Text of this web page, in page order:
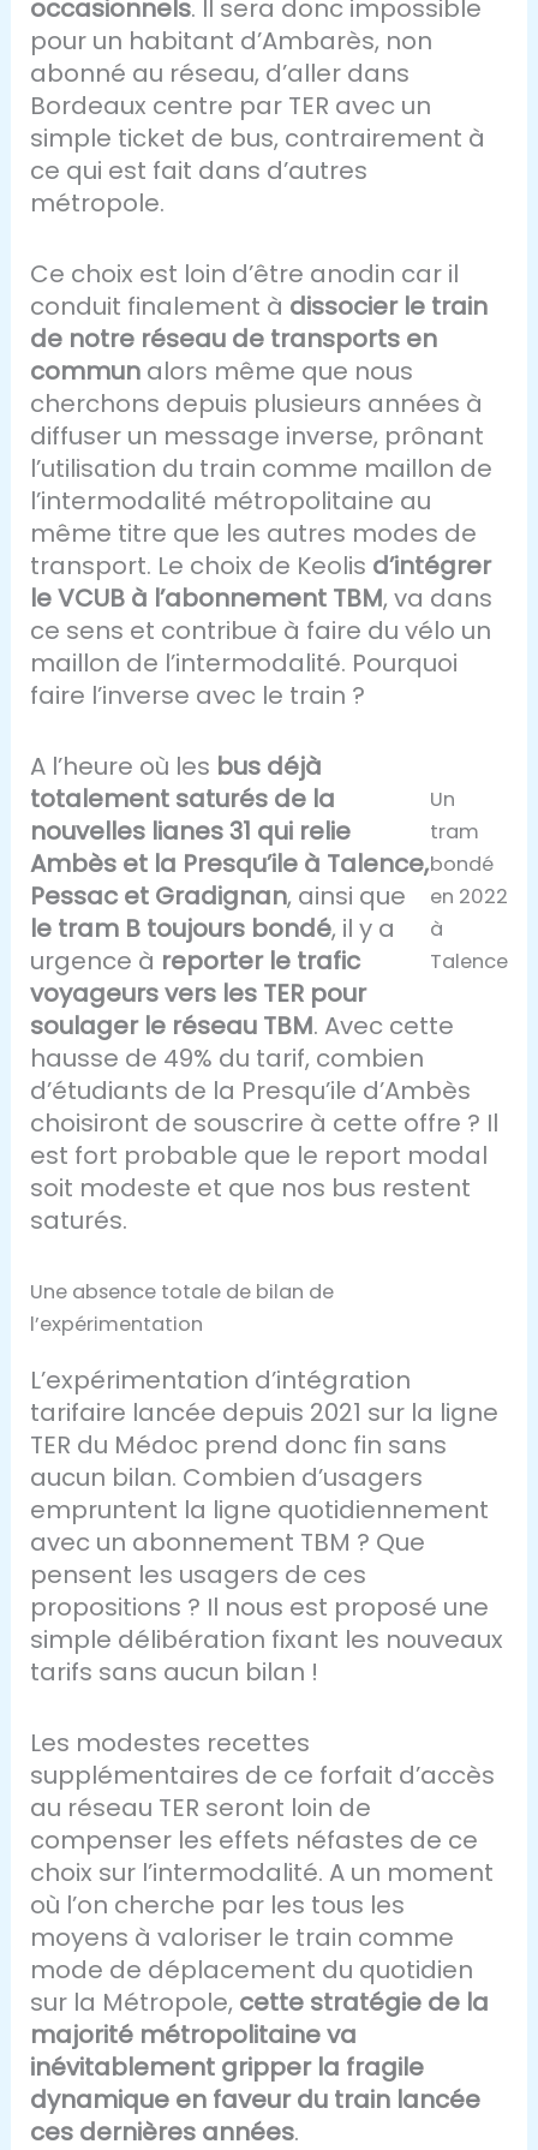
occasionnels. Il sera donc impossible
pour un habitant d’Ambarès, non
abonné au réseau, d’aller dans
Bordeaux centre par TER avec un
simple ticket de bus, contrairement à
ce qui est fait dans d’autres
métropole.
Ce choix est loin d’être anodin car il
conduit finalement à dissocier le train
de notre réseau de transports en
commun alors même que nous
cherchons depuis plusieurs années à
diffuser un message inverse, prônant
l’utilisation du train comme maillon de
l’intermodalité métropolitaine au
même titre que les autres modes de
transport. Le choix de Keolis d’intégrer
le VCUB à l’abonnement TBM, va dans
ce sens et contribue à faire du vélo un
maillon de l’intermodalité. Pourquoi
faire l’inverse avec le train ?
Un
tram
bondé
en 2022
à
Talence
A l’heure où les bus déjà
totalement saturés de la
nouvelles lianes 31 qui relie
Ambès et la Presqu’ile à Talence,
Pessac et Gradignan, ainsi que
le tram B toujours bondé, il y a
urgence à reporter le trafic
voyageurs vers les TER pour
soulager le réseau TBM. Avec cette
hausse de 49% du tarif, combien
d’étudiants de la Presqu’ile d’Ambès
choisiront de souscrire à cette offre ? Il
est fort probable que le report modal
soit modeste et que nos bus restent
saturés.
Une absence totale de bilan de
l’expérimentation
L’expérimentation d’intégration
tarifaire lancée depuis 2021 sur la ligne
TER du Médoc prend donc fin sans
aucun bilan. Combien d’usagers
empruntent la ligne quotidiennement
avec un abonnement TBM ? Que
pensent les usagers de ces
propositions ? Il nous est proposé une
simple délibération fixant les nouveaux
tarifs sans aucun bilan !
Les modestes recettes
supplémentaires de ce forfait d’accès
au réseau TER seront loin de
compenser les effets néfastes de ce
choix sur l’intermodalité. A un moment
où l’on cherche par les tous les
moyens à valoriser le train comme
mode de déplacement du quotidien
sur la Métropole, cette stratégie de la
majorité métropolitaine va
inévitablement gripper la fragile
dynamique en faveur du train lancée
ces dernières années.